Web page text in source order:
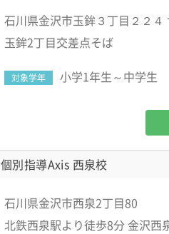
石川県金沢市玉鉾３丁目２２４
玉鉾2丁目交差点そば
対象学年 小学1年生～中学生
個別指導Axis 西泉校
石川県金沢市西泉2丁目80
北鉄西泉駅より徒歩8分 金沢西